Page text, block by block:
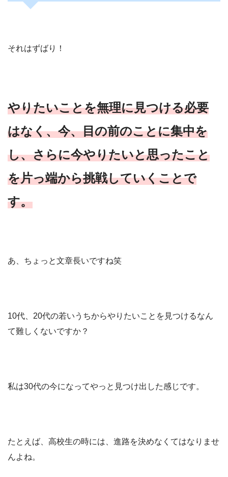
それはずばり！
やりたいことを無理に見つける必要
はなく、今、目の前のことに集中を
し、さらに今やりたいと思ったこと
を片っ端から挑戦していくことで
す。
あ、ちょっと文章長いですね笑
10代、20代の若いうちからやりたいことを見つけるなん
て難しくないですか？
私は30代の今になってやっと見つけ出した感じです。
たとえば、高校生の時には、進路を決めなくてはなりませ
んよね。